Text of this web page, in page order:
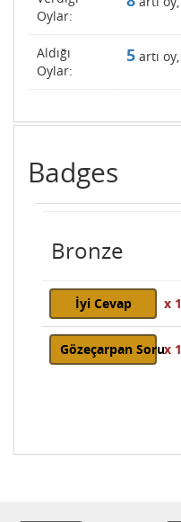
Oylar:
Aldığı
Oylar:
5 artı oy,
Badges
Bronze
İyi Cevap x 1
Gözeçarpan Sorux 1